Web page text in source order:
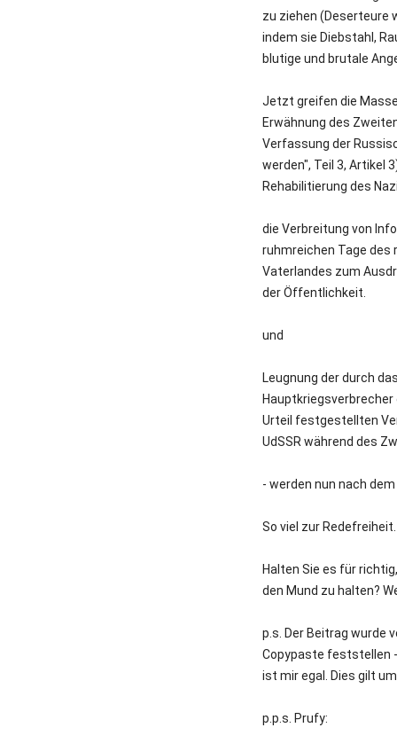
zu ziehen (Deserteure
indem sie Diebstahl,
blutige und brutale
Jetzt greifen die
Erwähnung des
Verfassung der
werden", Teil 3, Artikel
Rehabilitierung des
die Verbreitung von
ruhmreichen Tage des
Vaterlandes zum
der Öffentlichkeit.
und
Leugnung der durch
Urteil festgestellten
UdSSR während des
- werden nun nach
So viel zur Redefreiheit.
Halten Sie es für
den Mund zu halten?
p.s. Der Beitrag wurde
Copypaste feststellen -
ist mir egal. Dies gilt
p.p.s. Prufy: